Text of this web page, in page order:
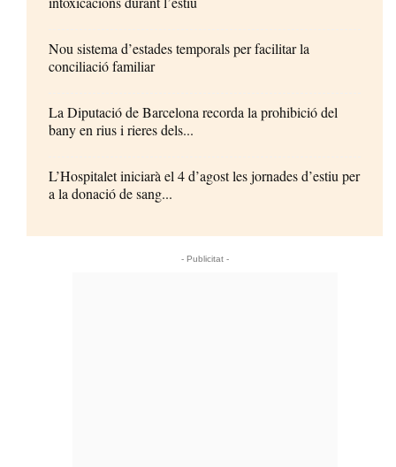
Nou sistema d’estades temporals per facilitar la
conciliació familiar
La Diputació de Barcelona recorda la prohibició del
bany en rius i rieres dels...
L’Hospitalet iniciarà el 4 d’agost les jornades d’estiu per
a la donació de sang...
- Publicitat -